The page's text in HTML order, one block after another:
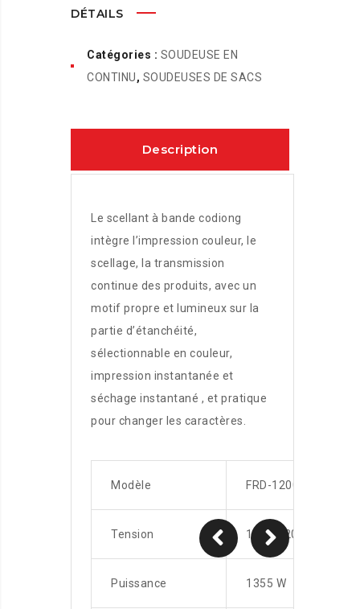
DÉTAILS
Catégories : SOUDEUSE EN
CONTINU, SOUDEUSES DE SACS
Description
Le scellant à bande codiong
intègre l’impression couleur, le
scellage, la transmission
continue des produits, avec un
motif propre et lumineux sur la
partie d’étanchéité,
sélectionnable en couleur,
impression instantanée et
séchage instantané , et pratique
pour changer les caractères.
Modèle FRD-1200V
Tension 110 / 220V 50-60Hz
Puissance 1355 W